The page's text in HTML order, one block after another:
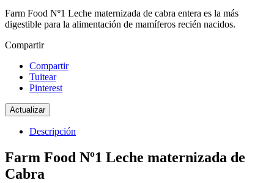
Farm Food Nº1 Leche maternizada de cabra entera es la más
digestible para la alimentación de mamíferos recién nacidos.
Compartir
Compartir
Tuitear
Pinterest
Descripción
Farm Food Nº1 Leche maternizada de
Cabra